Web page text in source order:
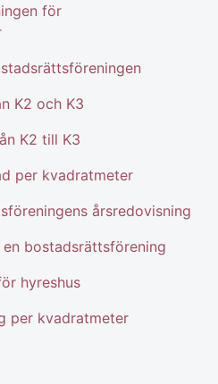
för
K2 och K3
K2 till K3
per kvadratmeter
årsredovisning
bostadsrättsförening
hyreshus
per kvadratmeter